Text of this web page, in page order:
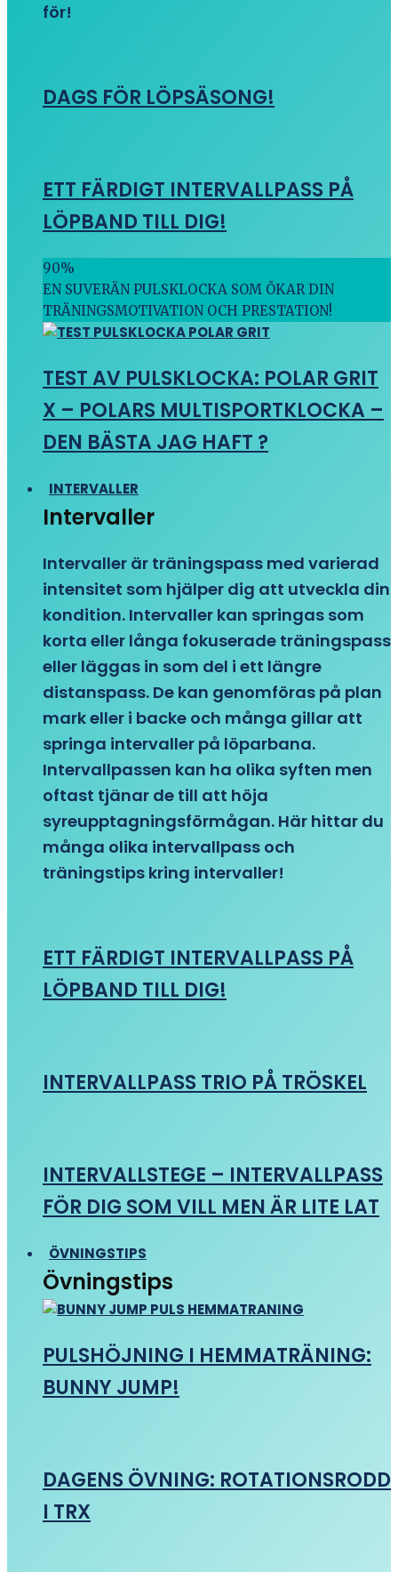
för!
DAGS FÖR LÖPSÄSONG!
ETT FÄRDIGT INTERVALLPASS PÅ
LÖPBAND TILL DIG!
90%
EN SUVERÄN PULSKLOCKA SOM ÖKAR DIN
TRÄNINGSMOTIVATION OCH PRESTATION!
TEST AV PULSKLOCKA: POLAR GRIT
X – POLARS MULTISPORTKLOCKA –
DEN BÄSTA JAG HAFT ?
INTERVALLER
Intervaller
Intervaller är träningspass med varierad
intensitet som hjälper dig att utveckla din
kondition. Intervaller kan springas som
korta eller långa fokuserade träningspass
eller läggas in som del i ett längre
distanspass. De kan genomföras på plan
mark eller i backe och många gillar att
springa intervaller på löparbana.
Intervallpassen kan ha olika syften men
oftast tjänar de till att höja
syreupptagningsförmågan. Här hittar du
många olika intervallpass och
träningstips kring intervaller!
ETT FÄRDIGT INTERVALLPASS PÅ
LÖPBAND TILL DIG!
INTERVALLPASS TRIO PÅ TRÖSKEL
INTERVALLSTEGE – INTERVALLPASS
FÖR DIG SOM VILL MEN ÄR LITE LAT
ÖVNINGSTIPS
Övningstips
PULSHÖJNING I HEMMATRÄNING:
BUNNY JUMP!
DAGENS ÖVNING: ROTATIONSRODD
I TRX